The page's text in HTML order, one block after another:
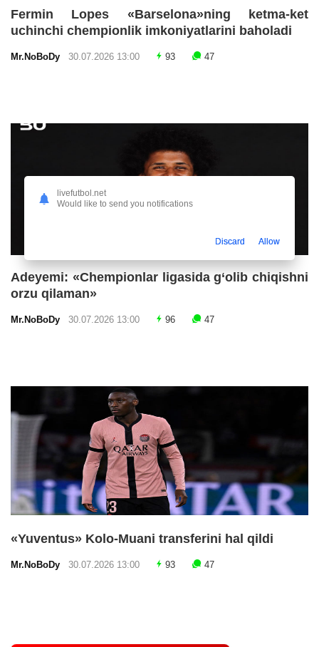
Fermin Lopes «Barselona»ning ketma-ket
uchinchi chempionlik imkoniyatlarini baholadi
Mr.NoBoDy 30.07.2026 13:00 93 47
Adeyemi: «Chempionlar ligasida g‘olib chiqishni
orzu qilaman»
Mr.NoBoDy 30.07.2026 13:00 96 47
«Yuventus» Kolo-Muani transferini hal qildi
Mr.NoBoDy 30.07.2026 13:00 93 47
livefutbol.net
Would like to send you notifications
Discard Allow